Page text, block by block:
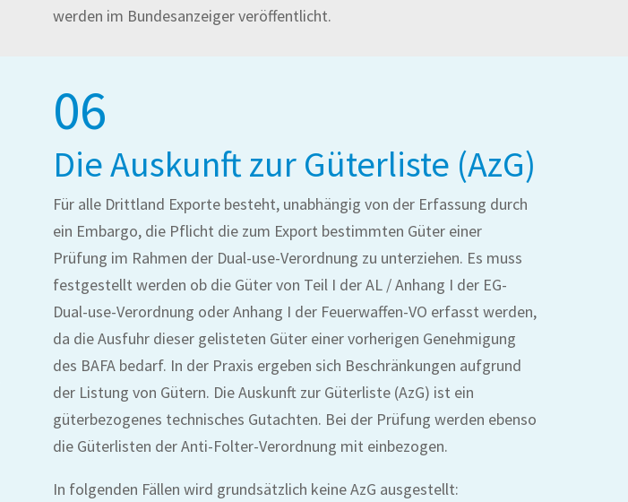
werden im Bundesanzeiger veröffentlicht.
06
Die Auskunft zur Güterliste (AzG)
Für alle Drittland Exporte besteht, unabhängig von der Erfassung durch
ein Embargo, die Pflicht die zum Export bestimmten Güter einer
Prüfung im Rahmen der Dual-use-Verordnung zu unterziehen. Es muss
festgestellt werden ob die Güter von Teil I der AL / Anhang I der EG-
Dual-use-Verordnung oder Anhang I der Feuerwaffen-VO erfasst werden,
da die Ausfuhr dieser gelisteten Güter einer vorherigen Genehmigung
des BAFA bedarf. In der Praxis ergeben sich Beschränkungen aufgrund
der Listung von Gütern. Die Auskunft zur Güterliste (AzG) ist ein
güterbezogenes technisches Gutachten. Bei der Prüfung werden ebenso
die Güterlisten der Anti-Folter-Verordnung mit einbezogen.
In folgenden Fällen wird grundsätzlich keine AzG ausgestellt: